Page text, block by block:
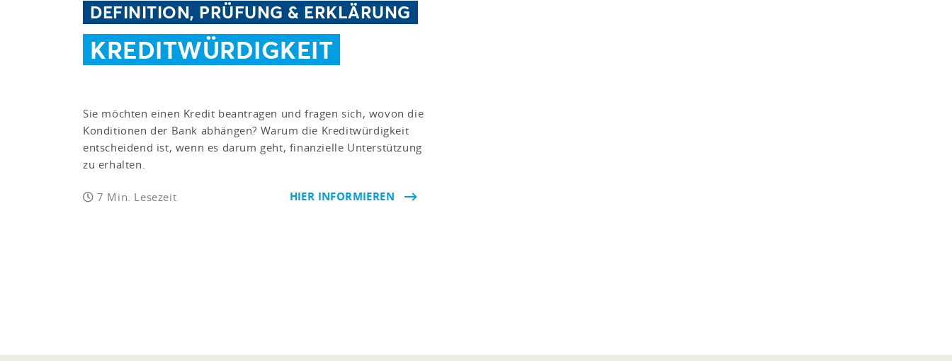
DEFINITION, PRÜFUNG & ERKLÄRUNG
KREDITWÜRDIGKEIT
Sie möchten einen Kredit beantragen und fragen sich, wovon die
Konditionen der Bank abhängen? Warum die Kreditwürdigkeit
entscheidend ist, wenn es darum geht, finanzielle Unterstützung
zu erhalten.
7 Min. Lesezeit HIER INFORMIEREN